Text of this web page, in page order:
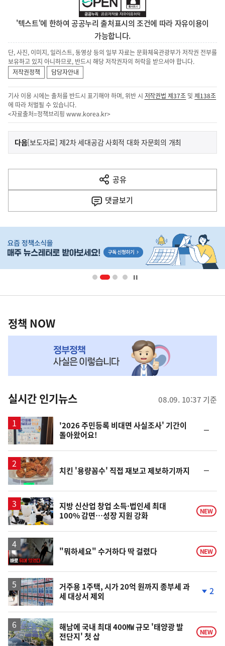
'텍스트'에 한하여 공공누리 출처표시의 조건에 따라 자유이용이
가능합니다.
단, 사진, 이미지, 일러스트, 동영상 등의 일부 자료는 문화체육관광부가 저작권 전부를
보유하고 있지 아니하므로, 반드시 해당 저작권자의 허락을 받으셔야 합니다.
저작권정책
담당자안내
기사 이용 시에는 출처를 반드시 표기해야 하며, 위반 시 저작권법 제37조 및제138조
에 따라 처벌될 수 있습니다.
<자료출처=정책브리핑 www.korea.kr>
이
전
다
음
다음기
사
[보도자료] 제2차 세대공감 사회적 대화 자문회의 개최
공유
열
기
댓글보기
단
영
책
NOW,
뉴
스
정책 NOW
실시간 인기뉴스 08.09. 10:37 기준
'2026 주민등록 비대면 사실조사' 기간이
돌아왔어요!
일
치킨 '용량꼼수' 직접 재보고 제보하기까지
일
지방 신산업 창업 소득·법인세 최대
100% 감면…성장 지원 강화
NEW
영
상
"뭐하세요" 수거하다 딱 걸렸다 NEW
거주용 1주택, 시가 20억 원까지 종부세 과
세 대상서 제외
하
락
2
해남에 국내 최대 400㎿ 규모 '태양광 발
전단지' 첫 삽
NEW